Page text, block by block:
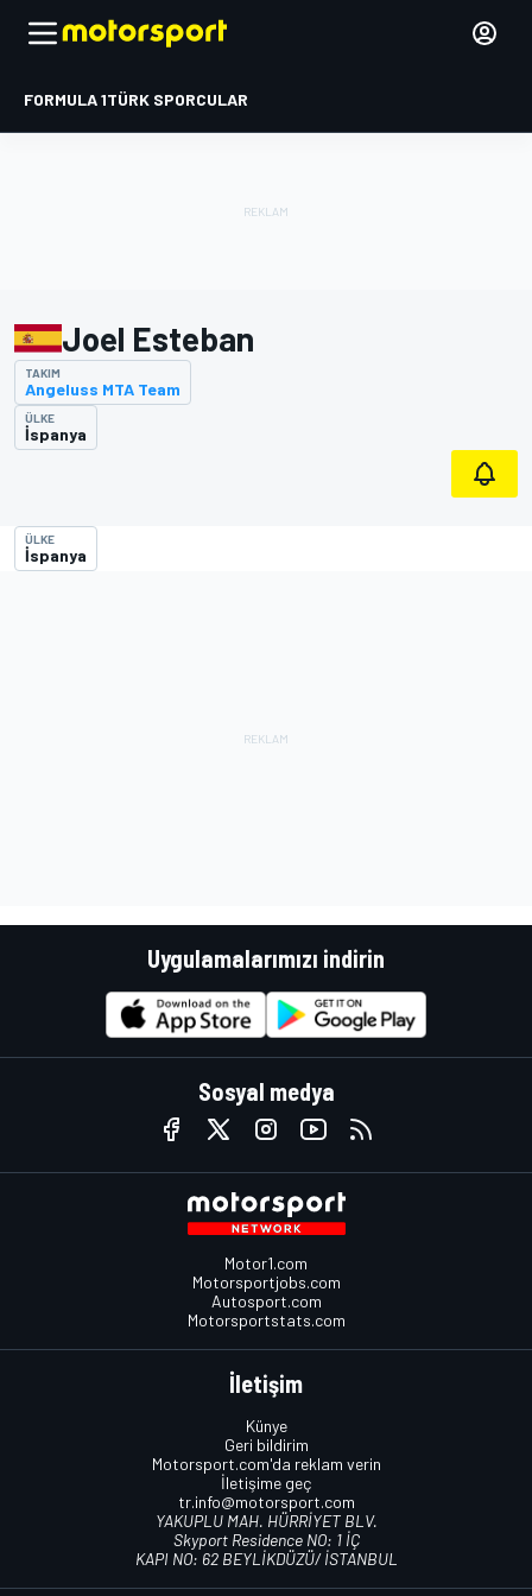
FORMULA 1TÜRK SPORCULAR
Joel Esteban
TAKIM
Angeluss MTA Team
ÜLKE
İspanya
ÜLKE
İspanya
Uygulamalarımızı indirin
Sosyal medya
Motor1.com
Motorsportjobs.com
Autosport.com
Motorsportstats.com
İletişim
Künye
Geri bildirim
Motorsport.com'da reklam verin
İletişime geç
tr.info@motorsport.com
YAKUPLU MAH. HÜRRİYET BLV.
Skyport Residence NO: 1 İÇ
KAPI NO: 62 BEYLİKDÜZÜ/ İSTANBUL